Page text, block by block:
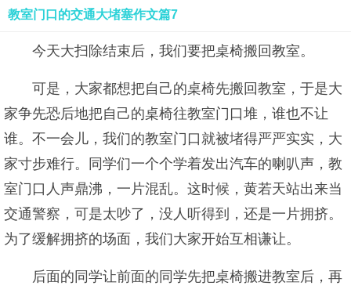
教室门口的交通大堵塞作文篇7
今天大扫除结束后，我们要把桌椅搬回教室。
可是，大家都想把自己的桌椅先搬回教室，于是大
家争先恐后地把自己的桌椅往教室门口堆，谁也不让
谁。不一会儿，我们的教室门口就被堵得严严实实，大
家寸步难行。同学们一个个学着发出汽车的喇叭声，教
室门口人声鼎沸，一片混乱。这时候，黄若天站出来当
交通警察，可是太吵了，没人听得到，还是一片拥挤。
为了缓解拥挤的场面，我们大家开始互相谦让。
后面的同学让前面的同学先把桌椅搬进教室后，再